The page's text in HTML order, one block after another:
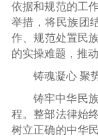
依据和规范的工
举措，将民族团
作、规范处置民
的实操难题，推
铸魂凝心 聚
铸牢中华民
程。整部法律始
树立正确的中华